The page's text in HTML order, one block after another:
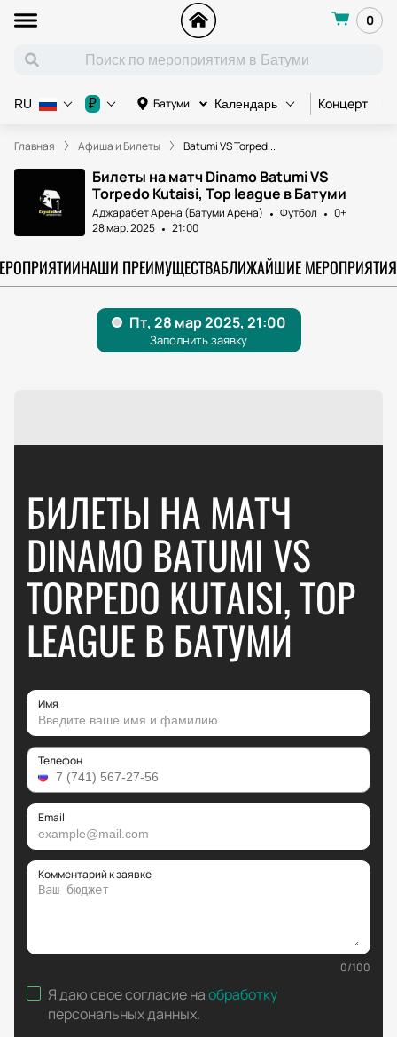
0
Батуми Календарь Концерт
RU ₽
Главная Афиша и Билеты Batumi VS Torped...
Билеты на матч Dinamo Batumi VS
Torpedo Kutaisi, Top league в Батуми
Аджарабет Арена (Батуми Арена) Футбол
0+
28 мар. 2025
21:00
НАШИ ПРЕИМУЩЕСТВАБЛИЖАЙШИЕ МЕРОПРИЯТИЯ
БИЛЕТЫ НА МАТЧ
DINAMO BATUMI VS
TORPEDO KUTAISI, TOP
LEAGUE В БАТУМИ
Имя
Телефон
Email
Комментарий к заявке
0/100
Я даю свое согласие наобработку
персональных данных.